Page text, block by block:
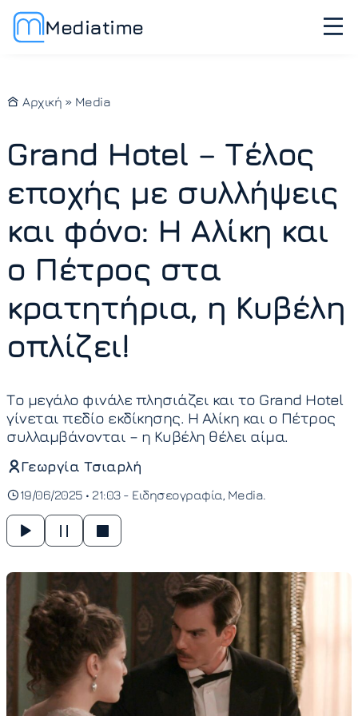
Mediatime
Αρχική » Media
Grand Hotel – Τέλος
εποχής με συλλήψεις
και φόνο: Η Αλίκη και
ο Πέτρος στα
κρατητήρια, η Κυβέλη
οπλίζει!
Το μεγάλο φινάλε πλησιάζει και το Grand Hotel
γίνεται πεδίο εκδίκησης. Η Αλίκη και ο Πέτρος
συλλαμβάνονται – η Κυβέλη θέλει αίμα.
Γεωργία Τσιαρλή
19/06/2025 • 21:03 - Ειδησεογραφία Media